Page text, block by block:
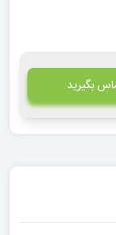
بگیرید